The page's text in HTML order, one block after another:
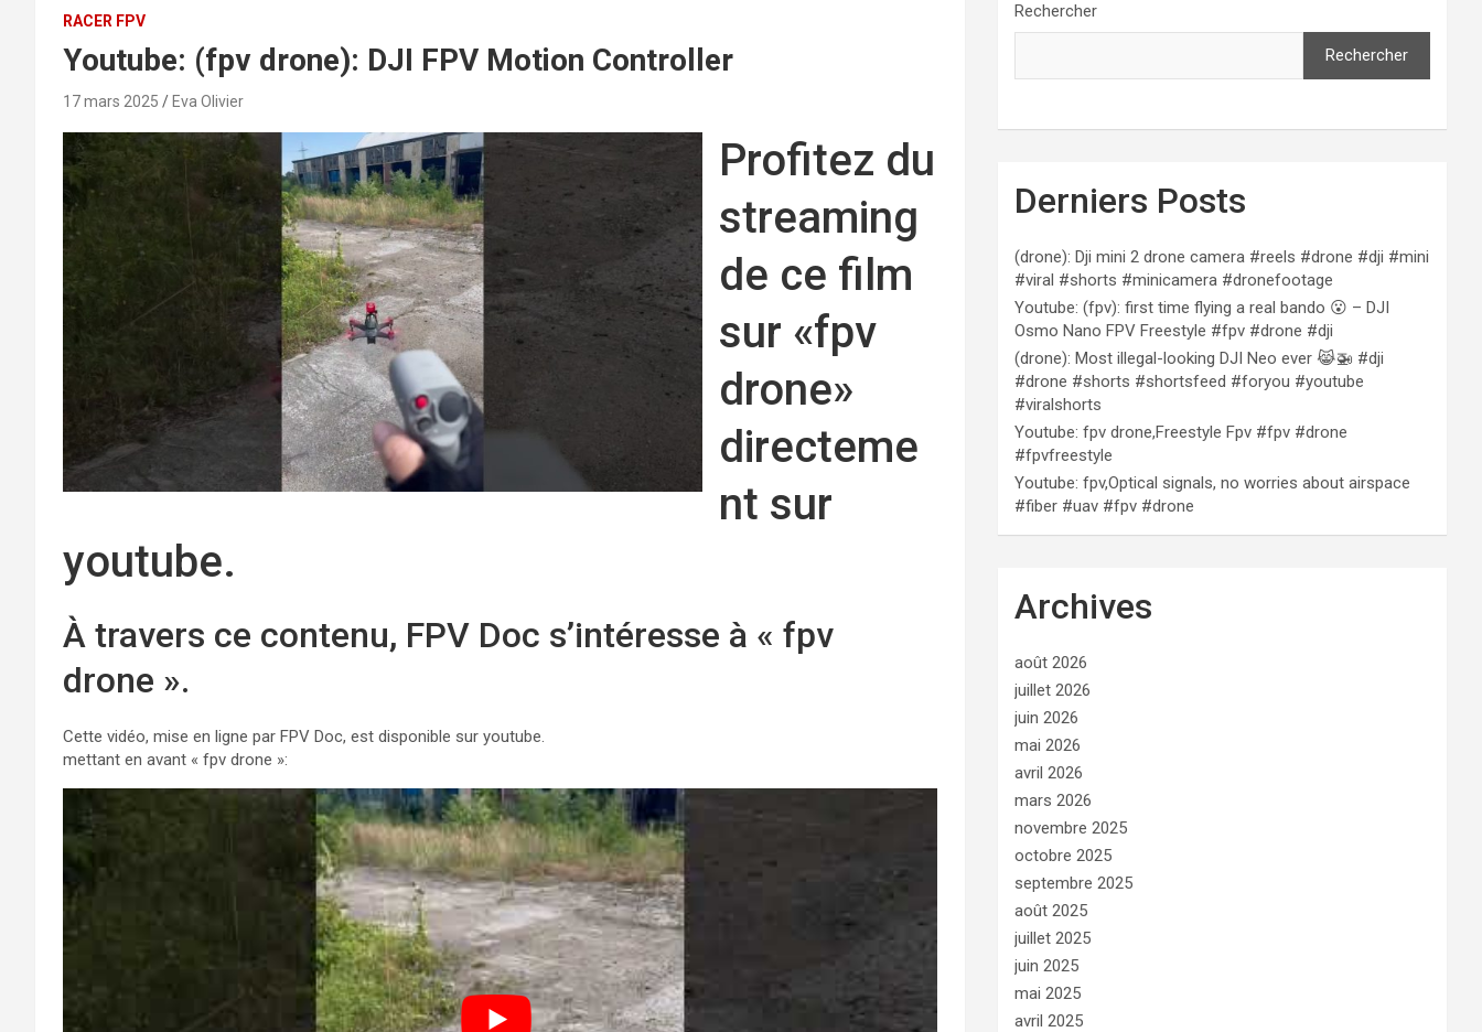
RACER FPV
Youtube: (fpv drone): DJI FPV Motion Controller
17 mars 2025 Eva Olivier
Profitez du
streaming
de ce film
sur «fpv
drone»
directeme
nt sur
youtube.
À travers ce contenu, FPV Doc s’intéresse à « fpv
drone ».
Cette vidéo, mise en ligne par FPV Doc, est disponible sur youtube.
mettant en avant « fpv drone »:
Rechercher
Rechercher
Derniers Posts
(drone): Dji mini 2 drone camera #reels #drone #dji #mini
#viral #shorts #minicamera #dronefootage
Youtube: (fpv): first time flying a real bando 😮 – DJI
Osmo Nano FPV Freestyle #fpv #drone #dji
(drone): Most illegal-looking DJI Neo ever 😹🚁 #dji
#drone #shorts #shortsfeed #foryou #youtube
#viralshorts
Youtube: fpv drone,Freestyle Fpv #fpv #drone
#fpvfreestyle
Youtube: fpv,Optical signals, no worries about airspace
#fiber #uav #fpv #drone
Archives
août 2026
juillet 2026
juin 2026
mai 2026
avril 2026
mars 2026
novembre 2025
octobre 2025
septembre 2025
août 2025
juillet 2025
juin 2025
mai 2025
avril 2025